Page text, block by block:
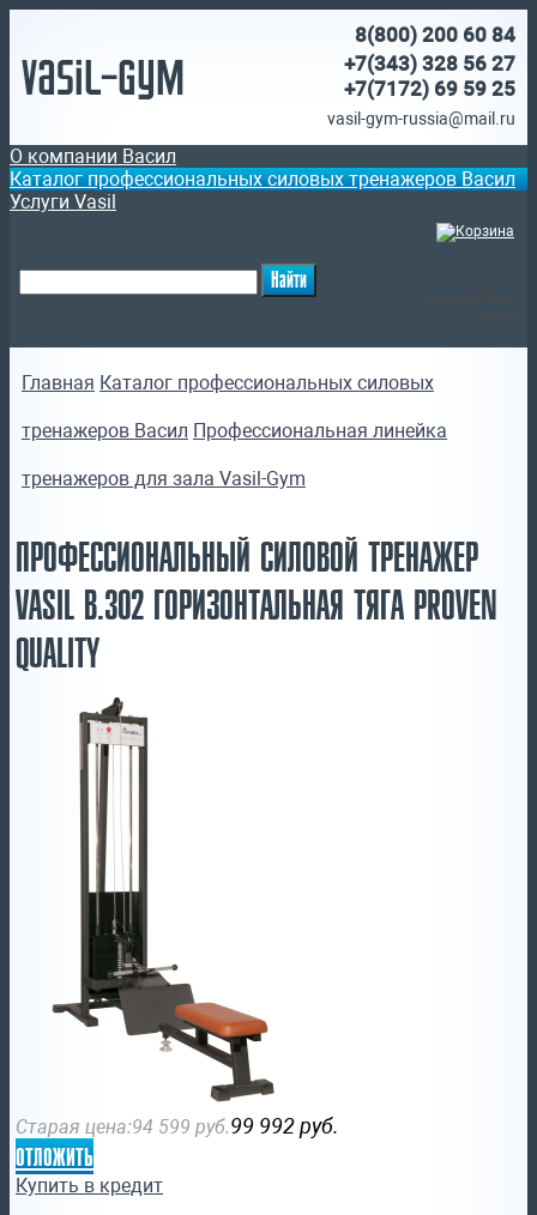
Vasil-Gym
8(800) 200 60 84
+7(343) 328 56 27
+7(7172) 69 59 25
vasil-gym-russia@mail.ru
О компании Васил
Каталог профессиональных силовых тренажеров Васил
Услуги Vasil
Главная Каталог профессиональных силовых
тренажеров Васил Профессиональная линейка
тренажеров для зала Vasil-Gym
ПРОФЕССИОНАЛЬНЫЙ СИЛОВОЙ ТРЕНАЖЕР
VASIL B.302 ГОРИЗОНТАЛЬНАЯ ТЯГА PROVEN
QUALITY
Старая цена:94 599 руб.99 992 руб.
отложить
Купить в кредит